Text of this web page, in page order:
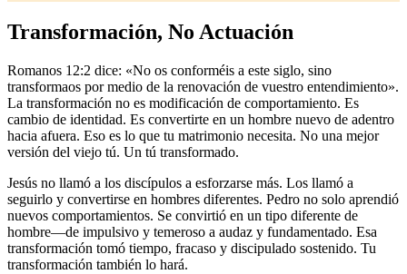
Transformación, No Actuación
Romanos 12:2 dice: «No os conforméis a este siglo, sino
transformaos por medio de la renovación de vuestro entendimiento».
La transformación no es modificación de comportamiento. Es
cambio de identidad. Es convertirte en un hombre nuevo de adentro
hacia afuera. Eso es lo que tu matrimonio necesita. No una mejor
versión del viejo tú. Un tú transformado.
Jesús no llamó a los discípulos a esforzarse más. Los llamó a
seguirlo y convertirse en hombres diferentes. Pedro no solo aprendió
nuevos comportamientos. Se convirtió en un tipo diferente de
hombre—de impulsivo y temeroso a audaz y fundamentado. Esa
transformación tomó tiempo, fracaso y discipulado sostenido. Tu
transformación también lo hará.